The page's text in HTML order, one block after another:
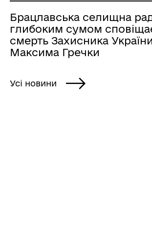
Брацлавська селищна
глибоким сумом
смерть Захисника
Максима Гречки
Усі новини